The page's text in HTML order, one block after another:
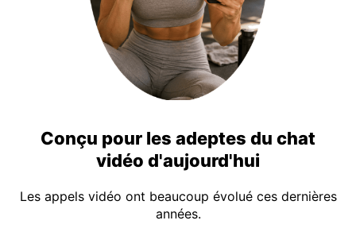
Conçu pour les adeptes du chat
vidéo d'aujourd'hui
Les appels vidéo ont beaucoup évolué ces dernières
années.